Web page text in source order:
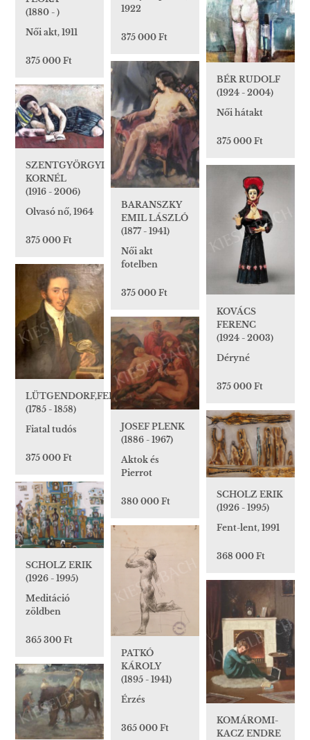
1922
375 000 Ft
(1880 - )
Női akt, 1911
375 000 Ft
BÉR RUDOLF
(1924 - 2004)
Női hátakt
375 000 Ft
BARANSZKY
EMIL LÁSZLÓ
(1877 - 1941)
Női akt
fotelben
375 000 Ft
SZENTGYÖRGYI
KORNÉL
(1916 - 2006)
Olvasó nő, 1964
375 000 Ft
KOVÁCS
FERENC
(1924 - 2003)
Déryné
375 000 Ft
LÜTGENDORF,FERDINAND
(1785 - 1858)
Fiatal tudós
375 000 Ft
JOSEF PLENK
(1886 - 1967)
Aktok és
Pierrot
380 000 Ft
SCHOLZ ERIK
(1926 - 1995)
Fent-lent, 1991
368 000 Ft
SCHOLZ ERIK
(1926 - 1995)
Meditáció
zöldben
365 300 Ft
PATKÓ
KÁROLY
(1895 - 1941)
Érzés
365 000 Ft
KOMÁROMI-
KACZ ENDRE